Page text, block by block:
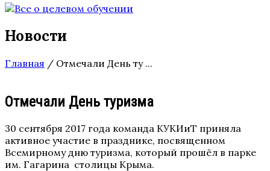
Новости
Главная / Отмечали День ту ...
Отмечали День туризма
30 сентября 2017 года команда КУКИиТ приняла
активное участие в празднике, посвященном
Всемирному дню туризма, который прошёл в парке
им. Гагарина столицы Крыма.